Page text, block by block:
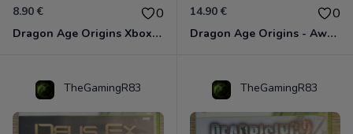
8.90 € 0
Dragon Age Origins Xbox 360
14.90 € 0
Dragon Age Origins - Awakening Xbox 360
TheGamingR83 TheGamingR83